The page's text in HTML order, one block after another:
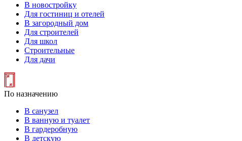
В новостройку
Для гостиниц и отелей
В загородный дом
Для строителей
Для школ
Строительные
Для дачи
По назначению
В санузел
В ванную и туалет
В гардеробную
В детскую